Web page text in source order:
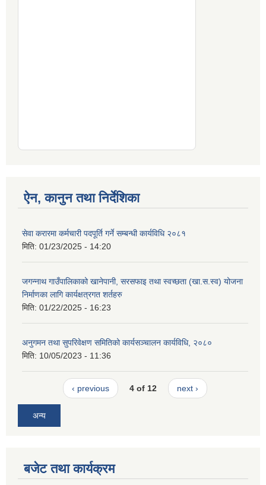
ऐन, कानुन तथा निर्देशिका
सेवा करारमा कर्मचारी पदपूर्ति गर्ने सम्बन्धी कार्यविधि २०८१
मिति: 01/23/2025 - 14:20
जगन्नाथ गाउँपालिकाको खानेपानी, सरसफाइ तथा स्वच्छता (खा.स.स्व) योजना
निर्माणका लागि कार्यक्षत्रगत शर्तहरु
मिति: 01/22/2025 - 16:23
अनुगमन तथा सुपरिवेक्षण समितिको कार्यसञ्चालन कार्यविधि, २०८०
मिति: 10/05/2023 - 11:36
‹ previous 4 of 12 next ›
अन्य
बजेट तथा कार्यक्रम